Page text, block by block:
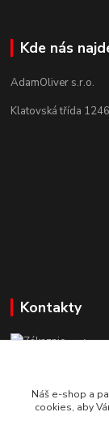
Kde nás
AdamOliver s.r.o.
Klatovská třída
Kontakty
(Po-
Náš e-shop a
cookies, aby